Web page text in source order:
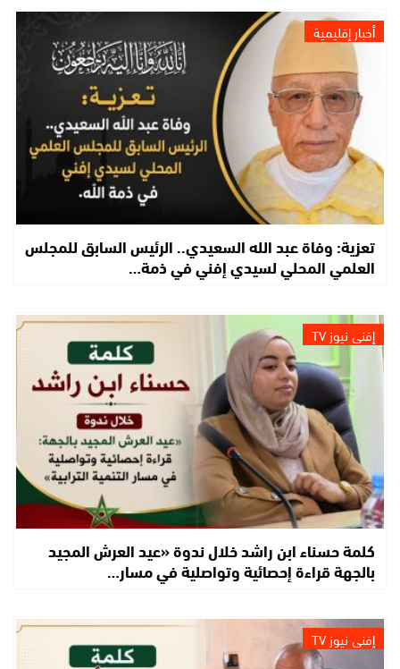
أخبار إقليمية
تعزية: وفاة عبد الله السعيدي.. الرئيس السابق للمجلس
العلمي المحلي لسيدي إفني في ذمة…
إفني نيوز TV
كلمة حسناء ابن راشد خلال ندوة «عيد العرش المجيد
بالجهة قراءة إحصائية وتواصلية في مسار…
إفني نيوز TV